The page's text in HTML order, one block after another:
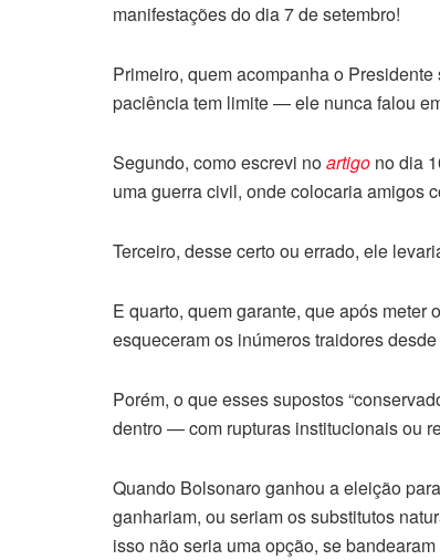
manifestações do dia 7 de setembro!
Primeiro, quem acompanha o
paciência tem limite — ele nunca falou
Segundo, como escrevi noartigo no dia
uma guerra civil, onde colocaria amigos
Terceiro, desse certo ou errado, ele
E quarto, quem garante, que após
esqueceram os inúmeros traidores
Porém, o que esses supostos
dentro — com rupturas institucionais ou
Quando Bolsonaro ganhou a eleição
ganhariam, ou seriam os substitutos
isso não seria uma opção, se